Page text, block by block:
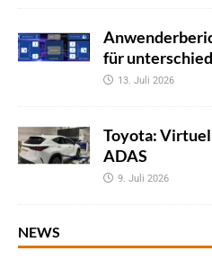
für
13. Juli 2026
Toyota:
ADAS
9. Juli 2026
NEWS